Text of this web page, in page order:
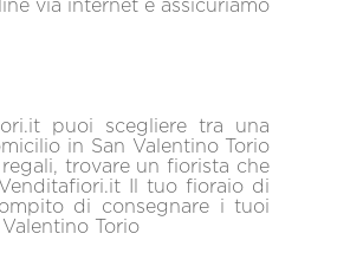
via internet e assicuriamo
puoi scegliere tra una
in San Valentino Torio
trovare un fiorista che
Il tuo fioraio di
di consegnare i tuoi
Torio